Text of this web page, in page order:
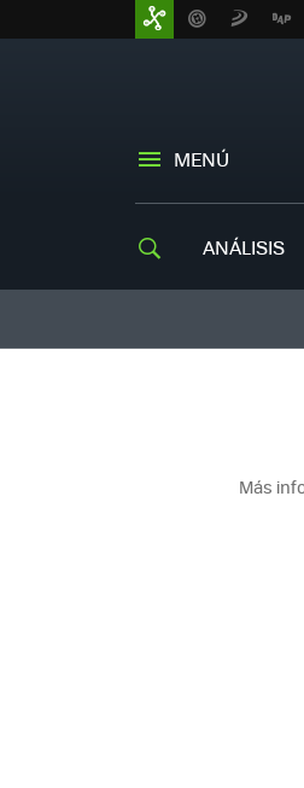
MENÚ
ANÁLISIS
Más